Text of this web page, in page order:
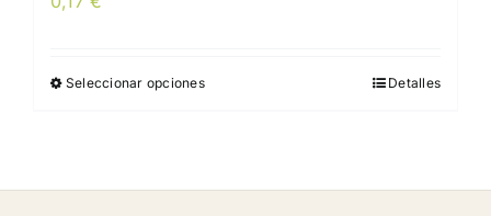
Seleccionar opcionesEste
Detalles